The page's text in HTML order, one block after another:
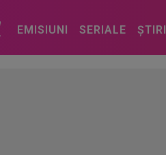
EMISIUNI SERIALE ȘTIRI